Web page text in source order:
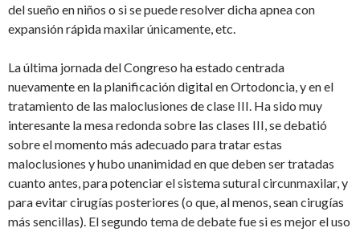
del sueño en niños o si se puede resolver dicha apnea con
expansión rápida maxilar únicamente, etc.
La última jornada del Congreso ha estado centrada
nuevamente en la planificación digital en Ortodoncia, y en el
tratamiento de las maloclusiones de clase III. Ha sido muy
interesante la mesa redonda sobre las clases III, se debatió
sobre el momento más adecuado para tratar estas
maloclusiones y hubo unanimidad en que deben ser tratadas
cuanto antes, para potenciar el sistema sutural circunmaxilar, y
para evitar cirugías posteriores (o que, al menos, sean cirugías
más sencillas). El segundo tema de debate fue si es mejor el uso